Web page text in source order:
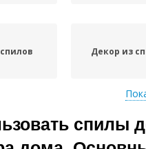
Декор из
спилов Стол из
спилы